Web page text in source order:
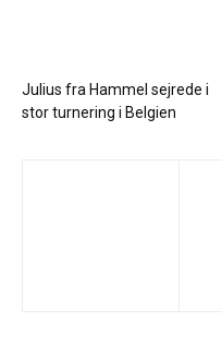
Julius fra Hammel sejrede i
stor turnering i Belgien